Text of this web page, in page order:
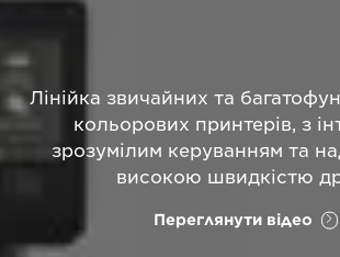
Лінійка звичайних та
кольорових принтерів, з
зрозумілим керуванням та
високою швидкістю
Переглянути відео